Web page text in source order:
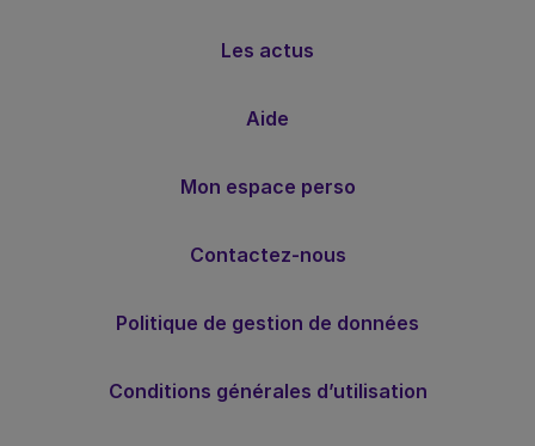
Les actus
Aide
Mon espace perso
Contactez-nous
Politique de gestion de données
Conditions générales d’utilisation